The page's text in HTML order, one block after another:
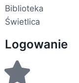
Biblioteka
Świetlica
Logowanie